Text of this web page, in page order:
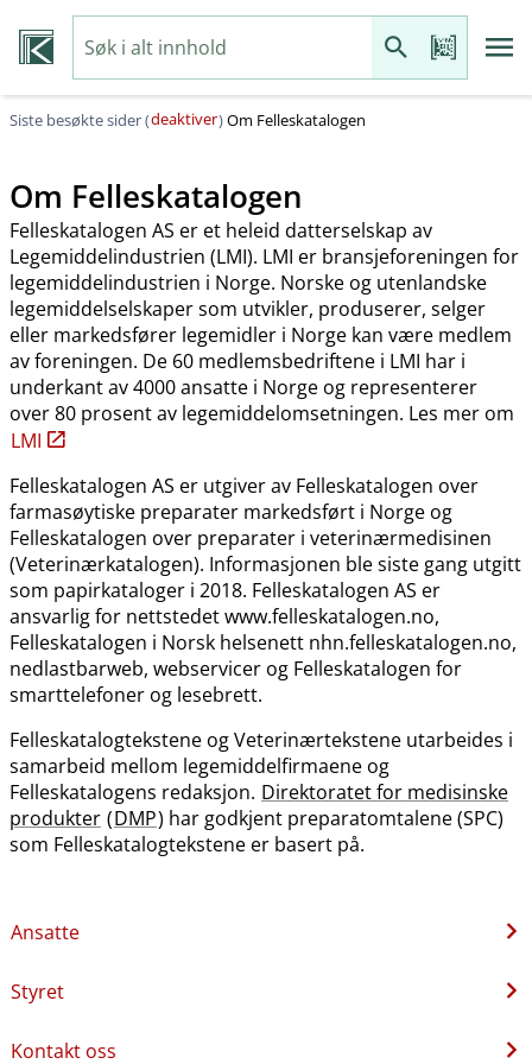
Siste besøkte sider (deaktiver)Om Felleskatalogen
Om Felleskatalogen
Felleskatalogen AS er et heleid datterselskap av
Legemiddelindustrien (LMI). LMI er bransjeforeningen for
legemiddelindustrien i Norge. Norske og utenlandske
legemiddelselskaper som utvikler, produserer, selger
eller markedsfører legemidler i Norge kan være medlem
av foreningen. De 60 medlemsbedriftene i LMI har i
underkant av 4000 ansatte i Norge og representerer
over 80 prosent av legemiddelomsetningen. Les mer om
LMI
Felleskatalogen AS er utgiver av Felleskatalogen over
farmasøytiske preparater markedsført i Norge og
Felleskatalogen over preparater i veterinærmedisinen
(Veterinærkatalogen). Informasjonen ble siste gang utgitt
som papirkataloger i 2018. Felleskatalogen AS er
ansvarlig for nettstedet www.felleskatalogen.no,
Felleskatalogen i Norsk helsenett nhn.felleskatalogen.no,
nedlastbarweb, webservicer og Felleskatalogen for
smarttelefoner og lesebrett.
Felleskatalogtekstene og Veterinærtekstene utarbeides i
samarbeid mellom legemiddelfirmaene og
Felleskatalogens redaksjon. Direktoratet for medisinske
produkter (DMP) har godkjent preparatomtalene (SPC)
som Felleskatalogtekstene er basert på.
Ansatte
Styret
Kontakt oss